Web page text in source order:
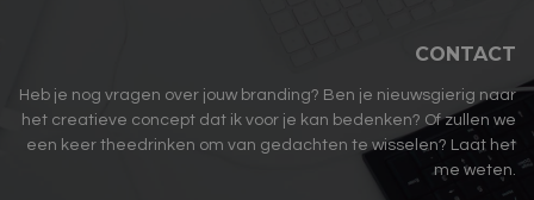
CONTACT
Heb je nog vragen over jouw branding? Ben je nieuwsgierig naar
het creatieve concept dat ik voor je kan bedenken? Of zullen we
een keer theedrinken om van gedachten te wisselen? Laat het
me weten.